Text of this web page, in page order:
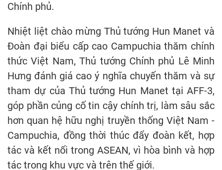
Chính phủ.
Nhiệt liệt chào mừng Thủ tướng Hun Manet và
Đoàn đại biểu cấp cao Campuchia thăm chính
thức Việt Nam, Thủ tướng Chính phủ Lê Minh
Hưng đánh giá cao ý nghĩa chuyến thăm và sự
tham dự của Thủ tướng Hun Manet tại AFF-3,
góp phần củng cố tin cậy chính trị, làm sâu sắc
hơn quan hệ hữu nghị truyền thống Việt Nam -
Campuchia, đồng thời thúc đẩy đoàn kết, hợp
tác và kết nối trong ASEAN, vì hòa bình và hợp
tác trong khu vực và trên thế giới.